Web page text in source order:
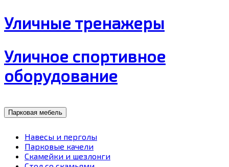
Уличные тренажеры
Уличное спортивное
оборудование
Парковая мебель
Навесы и перголы
Парковые качели
Скамейки и шезлонги